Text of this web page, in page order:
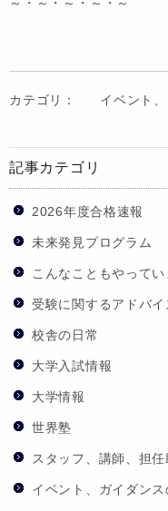
カテゴリ： イベント
記事カテゴリ
2026年度合格速報
未来発見プログラム
こんなこともやってい
受験に関するアドバイ
校舎の日常
大学入試情報
大学情報
世界塾
スタッフ、講師、担任
イベント、ガイダン